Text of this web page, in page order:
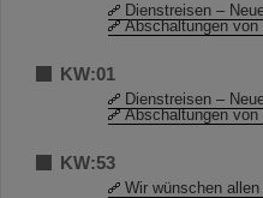
Dienstreisen –
Abschaltungen
KW:01
Dienstreisen –
Abschaltungen
KW:53
Wir wünschen